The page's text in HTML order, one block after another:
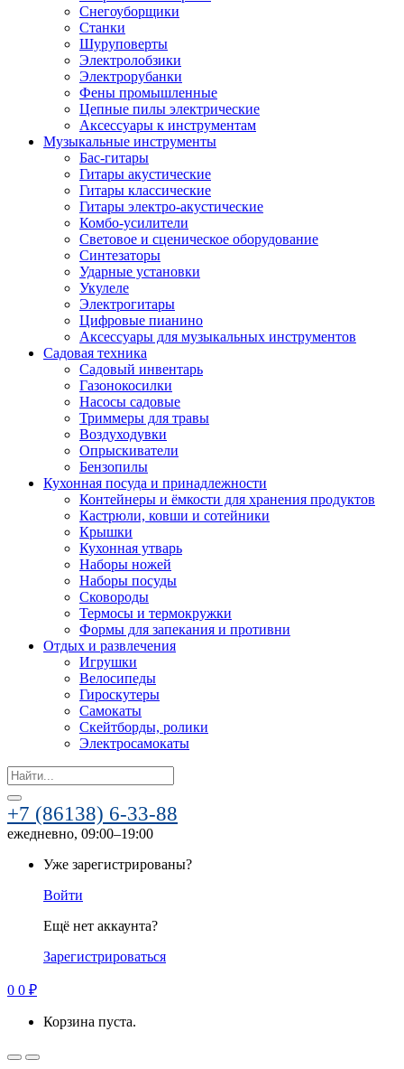
Снегоуборщики
Станки
Шуруповерты
Электролобзики
Электрорубанки
Фены промышленные
Цепные пилы электрические
Аксессуары к инструментам
Музыкальные инструменты
Бас-гитары
Гитары акустические
Гитары классические
Гитары электро-акустические
Комбо-усилители
Световое и сценическое оборудование
Синтезаторы
Ударные установки
Укулеле
Электрогитары
Цифровые пианино
Аксессуары для музыкальных инструментов
Садовая техника
Садовый инвентарь
Газонокосилки
Насосы садовые
Триммеры для травы
Воздуходувки
Опрыскиватели
Бензопилы
Кухонная посуда и принадлежности
Контейнеры и ёмкости для хранения продуктов
Кастрюли, ковши и сотейники
Крышки
Кухонная утварь
Наборы ножей
Наборы посуды
Сковороды
Термосы и термокружки
Формы для запекания и противни
Отдых и развлечения
Игрушки
Велосипеды
Гироскутеры
Самокаты
Скейтборды, ролики
Электросамокаты
Search
for:
+7 (86138) 6-33-88
ежедневно, 09:00–19:00
Уже зарегистрированы?
Войти
Ещё нет аккаунта?
Зарегистрироваться
0 0 ₽
Корзина пуста.